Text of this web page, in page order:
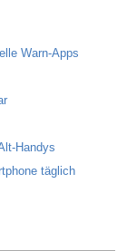
Warn-Apps
Handys
täglich